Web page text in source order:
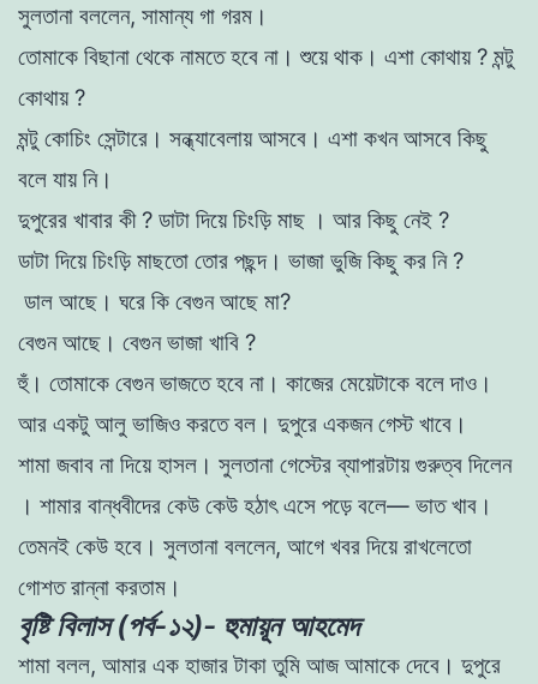
সুলতানা বললেন, সামান্য গা গরম ।
তােমাকে বিছানা থেকে নামতেহবে না । শুয়েথাক । এশা কোথায়?মন্টু
কোথায়?
মন্টু কোচিং সেন্টারে । সন্ধ্যাবেলায়আসবে । এশা কখন আসবে কিছু
বলে যায়নি।
দুপুরের খাবার কী? ডাটা দিয়েচিংড়িমাছ । আর কিছু নেই ?
ডাটা দিয়েচিংড়ি মাছতাে তাের পছন্দ। ভাজা ভুজিকিছু কর নি?
ডাল আছে । ঘরে কি বেগুনআছে মা?
বেগুনআছে । বেগুনভাজা খাবি ?
হুঁ। তােমাকে বেগুনভাজতেহবে না । কাজের মেয়েটাকে বলেদাও ।
আর একটু আলু ভাজিও করতেবল। দুপুরে একজনগেস্টখাবে ।
শামা জবাব না দিয়েহাসল । সুলতানা গেস্টেরব্যাপারটায়গুরুত্ব দিলেন
। শামার বান্ধবীদের কেউকেউহঠাৎএসে পড়েবলে— ভাতখাব ।
তেমনই কেউহবে । সুলতানা বললেন, আগে খবর দিয়েরাখলেতাে
গােশতরান্না করতাম ।
বৃষ্টি বিলাস (পর্ব-১২)- হুমায়ূন আহমেদ
শামা বলল, আমার এক হাজারটাকাতুমি আজআমাকে দেবে । দুপুরে